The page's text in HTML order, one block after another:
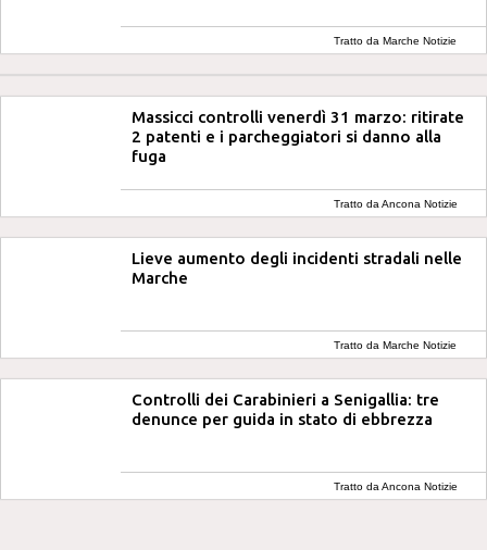
Tratto da Marche Notizie
Massicci controlli venerdì 31 marzo: ritirate
2 patenti e i parcheggiatori si danno alla
fuga
Tratto da Ancona Notizie
Lieve aumento degli incidenti stradali nelle
Marche
Tratto da Marche Notizie
Controlli dei Carabinieri a Senigallia: tre
denunce per guida in stato di ebbrezza
Tratto da Ancona Notizie